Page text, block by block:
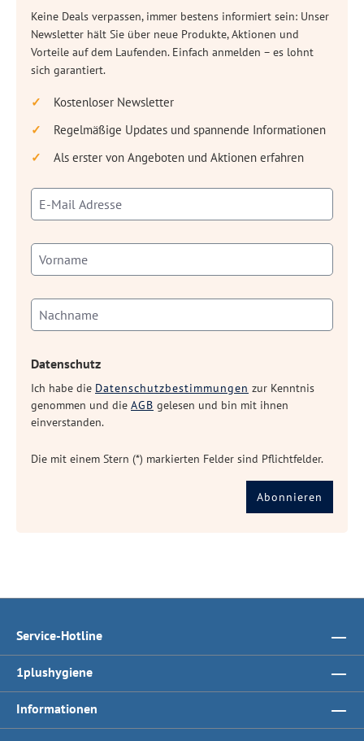
Keine Deals verpassen, immer bestens informiert sein: Unser
Newsletter hält Sie über neue Produkte, Aktionen und
Vorteile auf dem Laufenden. Einfach anmelden – es lohnt
sich garantiert.
Kostenloser Newsletter
Regelmäßige Updates und spannende Informationen
Als erster von Angeboten und Aktionen erfahren
Datenschutz
Ich habe die Datenschutzbestimmungen zur Kenntnis
genommen und die AGB gelesen und bin mit ihnen
einverstanden.
Die mit einem Stern (*) markierten Felder sind Pflichtfelder.
Abonnieren
Service-Hotline
1plushygiene
Informationen